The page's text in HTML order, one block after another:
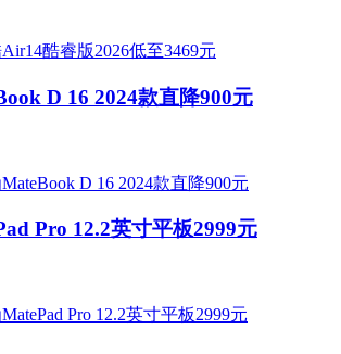
D 16 2024款直降900元
Pro 12.2英寸平板2999元